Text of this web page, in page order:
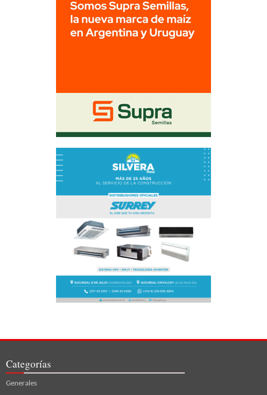
Categorías
Generales